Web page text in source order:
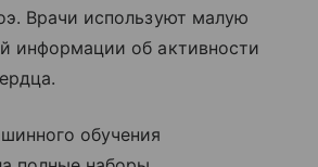
Врачи используют малую
информации об активности
обучения